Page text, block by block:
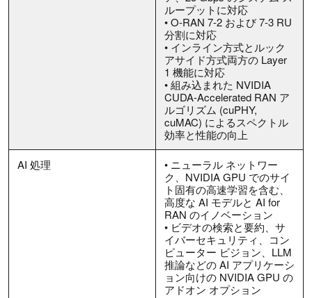
ループットに対応
• O-RAN 7-2 および 7-3 RU
分割に対応
• インライン方式とルック
アサイド方式両方の Layer
1 機能に対応
• 組み込まれた NVIDIA
CUDA-Accelerated RAN ア
ルゴリズム (cuPHY,
cuMAC) によるスペクトル
効率と性能の向上
AI 処理
• ニューラル ネットワー
ク、NVIDIA GPU でのサイ
ト固有の高速学習を含む、
高度な AI モデルと AI for
RAN のイノベーション
• ビデオの検索と要約、サ
イバーセキュリティ、コン
ピューター ビジョン、LLM
推論などの AI アプリケーシ
ョン向けの NVIDIA GPU の
アドオン オプション